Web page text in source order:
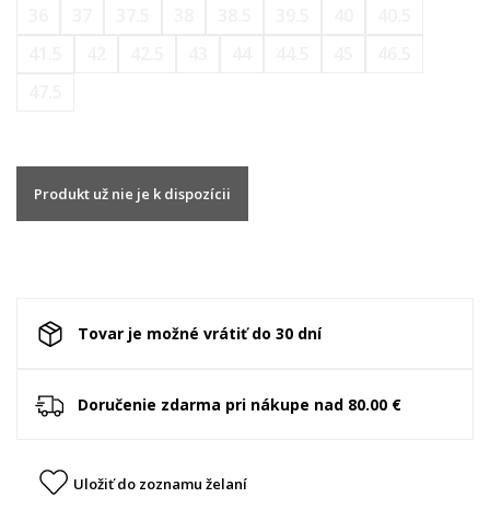
Produkt už nie je k dispozícii
Tovar je možné vrátiť do 30 dní
Doručenie zdarma pri nákupe nad 80.00 €
Uložiť do zoznamu želaní